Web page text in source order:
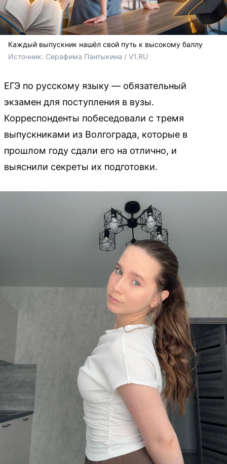
Каждый выпускник нашёл свой путь к высокому баллу
Источник: Серафима Пантыкина / V1.RU
ЕГЭ по русскому языку — обязательный
экзамен для поступления в вузы.
Корреспонденты побеседовали с тремя
выпускниками из Волгограда, которые в
прошлом году сдали его на отлично, и
выяснили секреты их подготовки.